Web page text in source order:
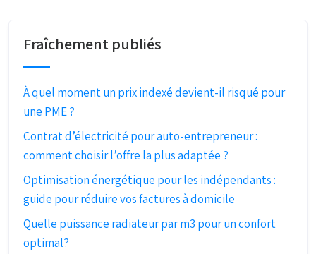
Fraîchement publiés
À quel moment un prix indexé devient-il risqué pour
une PME ?
Contrat d’électricité pour auto-entrepreneur :
comment choisir l’offre la plus adaptée ?
Optimisation énergétique pour les indépendants :
guide pour réduire vos factures à domicile
Quelle puissance radiateur par m3 pour un confort
optimal?